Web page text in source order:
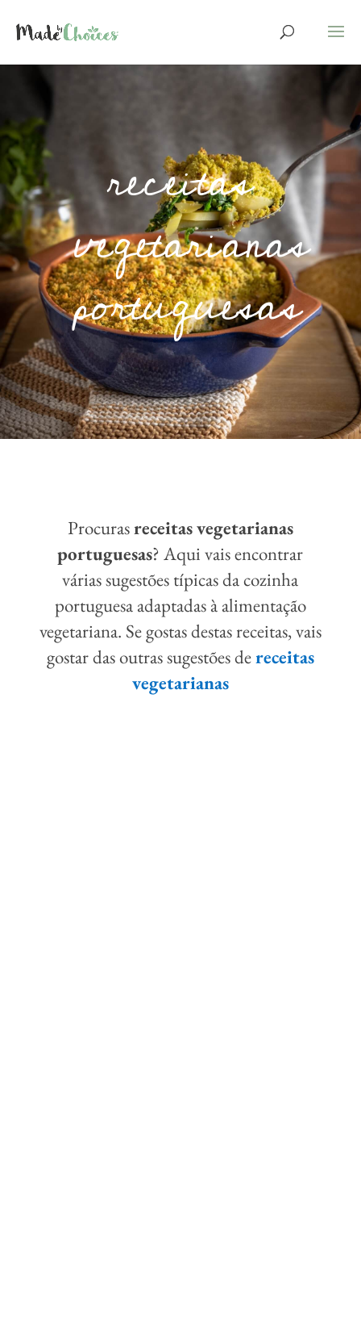
receitas
vegetarianas
portuguesas
Procurasreceitas vegetarianas
portuguesas? Aqui vais encontrar
várias sugestões típicas da cozinha
portuguesa adaptadas à alimentação
vegetariana. Se gostas destas receitas, vais
gostar das outras sugestões dereceitas
vegetarianas